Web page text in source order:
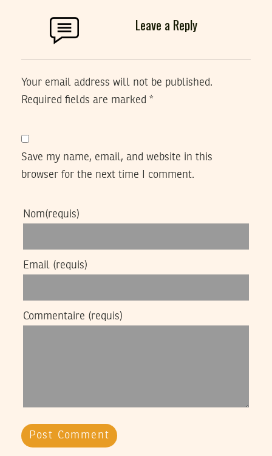
Leave a Reply
Your email address will not be published.
Required fields are marked *
Save my name, email, and website in this
browser for the next time I comment.
Nom(requis)
Email (requis)
Commentaire (requis)